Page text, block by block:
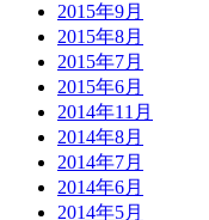
2015年9月
2015年8月
2015年7月
2015年6月
2014年11月
2014年8月
2014年7月
2014年6月
2014年5月